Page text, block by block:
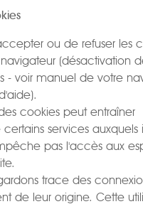
ou de refuser les
(désactivation
- voir manuel de votre
cookies peut entraîner
certains services auxquels
pas l'accès aux
trace des
de leur origine. Cette